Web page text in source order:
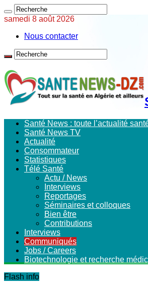
samedi 8 août 2026
Nous contacter
Santé News : toute l’actualité
Santé News TV
Actualité
Consommateur
Statistiques
Télé Santé
Actu / News
Interviews
Reportages
Séminaires et colloques
Bien être
Contributions
Interviews
Communiqués
Jobs / Careers
Biotechnologie et recherche
Flash info